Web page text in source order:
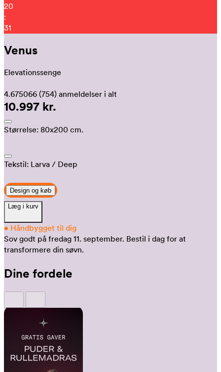
20
:
21
Venus
Elevationssenge
4.675066 (754) anmeldelser i alt
10.997 kr.
Størrelse: 80x200 cm.
Tekstil: Larva / Deep
Design og køb
Læg i kurv
• Håndbygget til dig
Sov godt på fredag 11. september. Bestil i dag for at
transformere din søvn.
Dine fordele